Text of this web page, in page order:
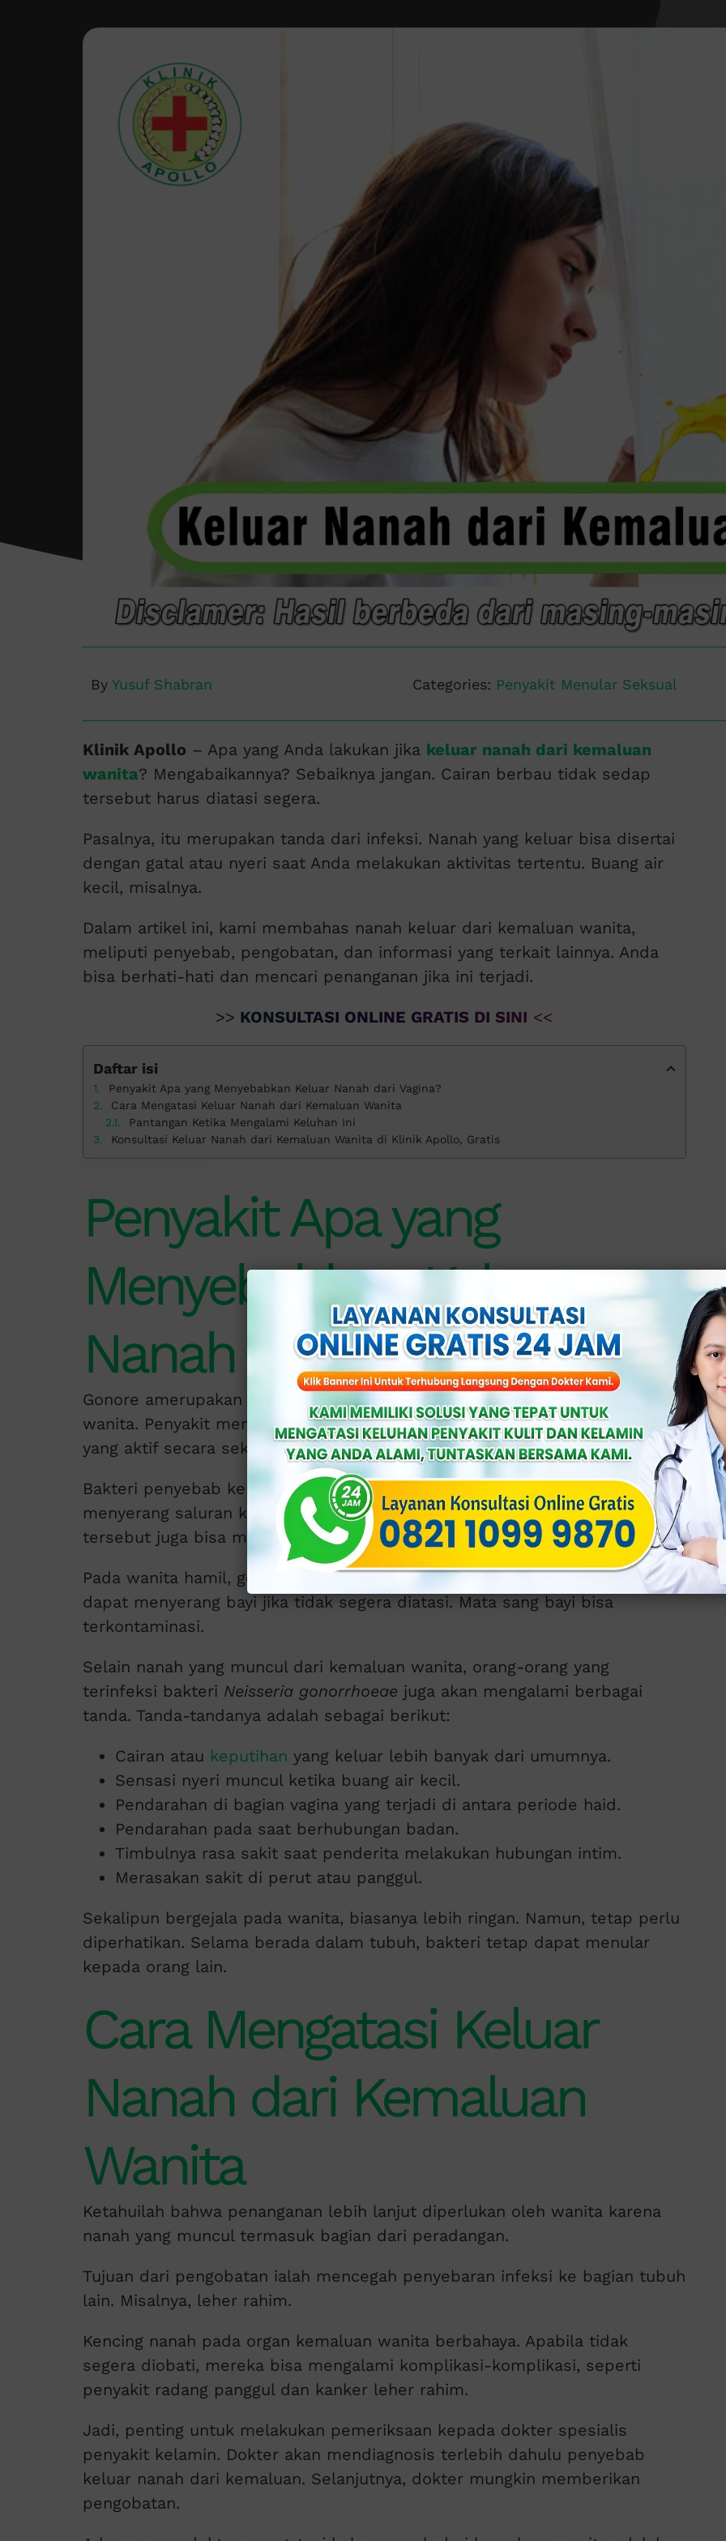
By Yusuf Shabran Categories: Penyakit Menular Seksual
Klinik Apollo – Apa yang Anda lakukan jika keluar nanah dari kemaluan
wanita? Mengabaikannya? Sebaiknya jangan. Cairan berbau tidak sedap
tersebut harus diatasi segera.
Pasalnya, itu merupakan tanda dari infeksi. Nanah yang keluar bisa disertai
dengan gatal atau nyeri saat Anda melakukan aktivitas tertentu. Buang air
kecil, misalnya.
Dalam artikel ini, kami membahas nanah keluar dari kemaluan wanita,
meliputi penyebab, pengobatan, dan informasi yang terkait lainnya. Anda
bisa berhati-hati dan mencari penanganan jika ini terjadi.
>> KONSULTASI ONLINE GRATIS DI SINI <<
Daftar isi
Penyakit Apa yang Menyebabkan Keluar Nanah dari Vagina?
Cara Mengatasi Keluar Nanah dari Kemaluan Wanita
Pantangan Ketika Mengalami Keluhan Ini
Konsultasi Keluar Nanah dari Kemaluan Wanita di Klinik Apollo, Gratis
Penyakit Apa yang
Menyebabkan Keluar
Nanah dari Vagina?
Gonore amerupakan salah satu penyebab keluar nanah dari kemaluan
wanita. Penyakit menular seksual ini akan lebih mudah menyerang individu
yang aktif secara seksual dan melakukan praktik seks tidak aman.
Bakteri penyebab kencing nanah (gonore),Neisseria gonorrhoeae, umumnya
menyerang saluran kencing (uretra) dan rektum. Bahkan, organisme
tersebut juga bisa menyerang tenggorokan jika berhubungan oral.
Pada wanita hamil, gonore yang mengakibatkan nanah keluar dari vagina
dapat menyerang bayi jika tidak segera diatasi. Mata sang bayi bisa
terkontaminasi.
Selain nanah yang muncul dari kemaluan wanita, orang-orang yang
terinfeksi bakteri Neisseria gonorrhoeae juga akan mengalami berbagai
tanda. Tanda-tandanya adalah sebagai berikut:
Cairan atau keputihan yang keluar lebih banyak dari umumnya.
Sensasi nyeri muncul ketika buang air kecil.
Pendarahan di bagian vagina yang terjadi di antara periode haid.
Pendarahan pada saat berhubungan badan.
Timbulnya rasa sakit saat penderita melakukan hubungan intim.
Merasakan sakit di perut atau panggul.
Sekalipun bergejala pada wanita, biasanya lebih ringan. Namun, tetap perlu
diperhatikan. Selama berada dalam tubuh, bakteri tetap dapat menular
kepada orang lain.
Cara Mengatasi Keluar
Nanah dari Kemaluan
Wanita
Ketahuilah bahwa penanganan lebih lanjut diperlukan oleh wanita karena
nanah yang muncul termasuk bagian dari peradangan.
Tujuan dari pengobatan ialah mencegah penyebaran infeksi ke bagian tubuh
lain. Misalnya, leher rahim.
Kencing nanah pada organ kemaluan wanita berbahaya. Apabila tidak
segera diobati, mereka bisa mengalami komplikasi-komplikasi, seperti
penyakit radang panggul dan kanker leher rahim.
Jadi, penting untuk melakukan pemeriksaan kepada dokter spesialis
penyakit kelamin. Dokter akan mendiagnosis terlebih dahulu penyebab
keluar nanah dari kemaluan. Selanjutnya, dokter mungkin memberikan
pengobatan.